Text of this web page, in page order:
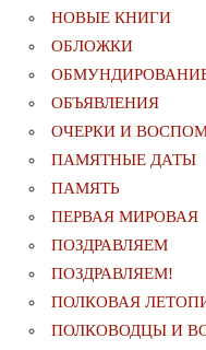
НОВЫЕ КНИГИ
ОБЛОЖКИ
ОБЪЯВЛЕНИЯ
ОЧЕРКИ И
ПАМЯТНЫЕ ДАТЫ
ПАМЯТЬ
ПЕРВАЯ МИРОВАЯ
ПОЗДРАВЛЯЕМ
ПОЗДРАВЛЯЕМ!
ПОЛКОВАЯ
ПОЛКОВОДЦЫ И